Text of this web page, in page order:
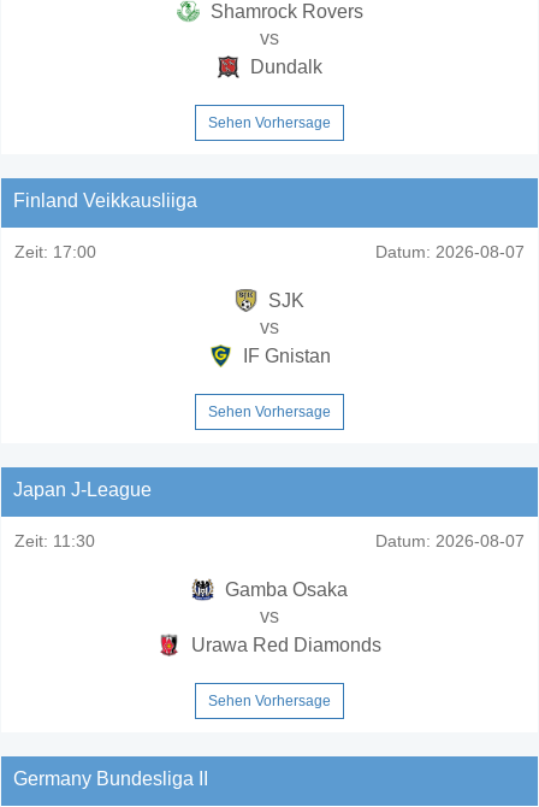
Shamrock Rovers
vs
Dundalk
Sehen Vorhersage
Finland Veikkausliiga
Zeit: 17:00 Datum: 2026-08-07
SJK
vs
IF Gnistan
Sehen Vorhersage
Japan J-League
Zeit: 11:30 Datum: 2026-08-07
Gamba Osaka
vs
Urawa Red Diamonds
Sehen Vorhersage
Germany Bundesliga II